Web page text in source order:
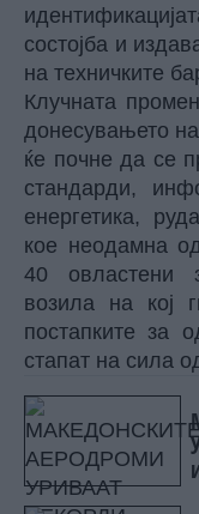
состојба и
на техничките
Клучната
донесувањето на
ќе почне да се
стандарди,
енергетика,
кое неодамна
40 овластени
возила на кој
постапките за
стапат на сила